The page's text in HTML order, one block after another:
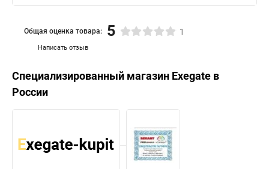
Написать отзыв
Общая оценка товара: 5 1
Специализированный магазин Exegate в
России